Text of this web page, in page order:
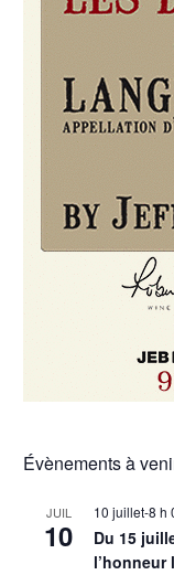
Évènements à
JUIL
10
10 juillet-8 h
Du 15